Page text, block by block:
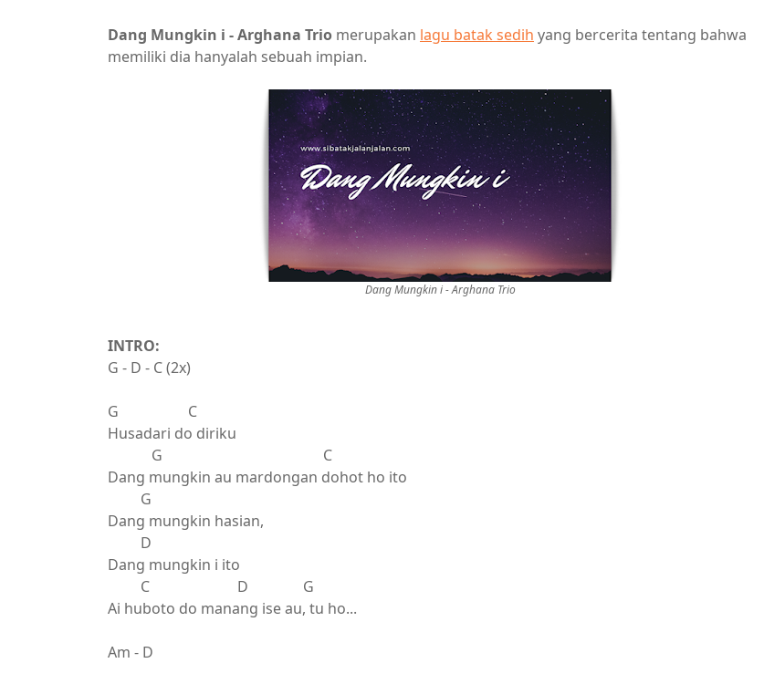
Dang Mungkin i - Arghana Trio merupakan lagu batak sedih yang bercerita tentang bahwa
memiliki dia hanyalah sebuah impian.
Dang Mungkin i - Arghana Trio
INTRO:
G - D - C (2x)
G C
Husadari do diriku
G C
Dang mungkin au mardongan dohot ho ito
G
Dang mungkin hasian,
D
Dang mungkin i ito
C D G
Ai huboto do manang ise au, tu ho...
Am - D